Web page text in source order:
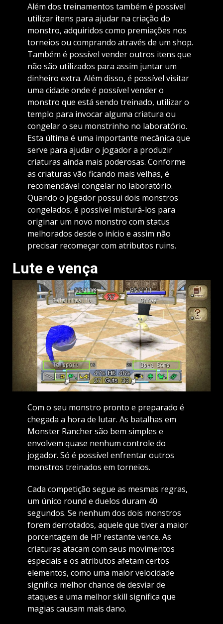
Além dos treinamentos também é possível
utilizar itens para ajudar na criação do
monstro, adquiridos como premiações nos
torneios ou comprando através de um shop.
Também é possível vender outros itens que
não são utilizados para assim juntar um
dinheiro extra. Além disso, é possível visitar
uma cidade onde é possível vender o
monstro que está sendo treinado, utilizar o
templo para invocar alguma criatura ou
congelar o seu monstrinho no laboratório.
Esta última é uma importante mecânica que
serve para ajudar o jogador a produzir
criaturas ainda mais poderosas. Conforme
as criaturas vão ficando mais velhas, é
recomendável congelar no laboratório.
Quando o jogador possui dois monstros
congelados, é possível misturá-los para
originar um novo monstro com status
melhorados desde o início e assim não
precisar recomeçar com atributos ruins.
Lute e vença
Com o seu monstro pronto e preparado é
chegada a hora de lutar. As batalhas em
Monster Rancher são bem simples e
envolvem quase nenhum controle do
jogador. Só é possível enfrentar outros
monstros treinados em torneios.
Cada competição segue as mesmas regras,
um único round e duelos duram 40
segundos. Se nenhum dos dois monstros
forem derrotados, aquele que tiver a maior
porcentagem de HP restante vence. As
criaturas atacam com seus movimentos
especiais e os atributos afetam certos
elementos, como uma maior velocidade
significa melhor chance de desviar de
ataques e uma melhor skill significa que
magias causam mais dano.